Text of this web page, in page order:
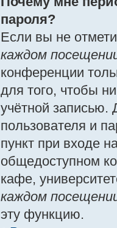
пароля?
Если вы не
каждом
конференции
для того, чтобы
учётной записью.
пользователя и
пункт при входе
общедоступном
кафе,
каждом
эту функцию.